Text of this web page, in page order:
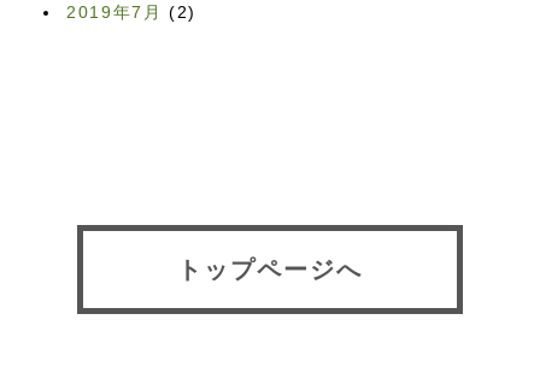
2019年7月 (2)
トップページへ